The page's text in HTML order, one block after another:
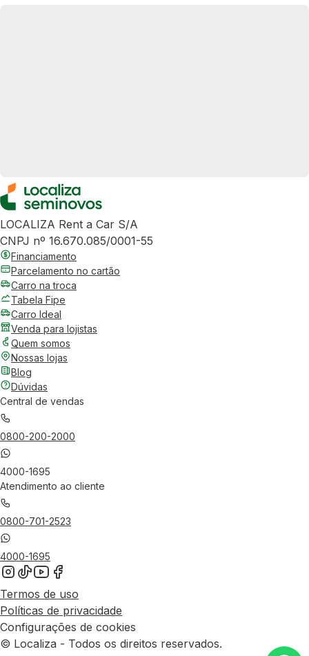
LOCALIZA Rent a Car S/A
CNPJ nº 16.670.085/0001-55
Financiamento
Parcelamento no cartão
Carro na troca
Tabela Fipe
Carro Ideal
Venda para lojistas
Quem somos
Nossas lojas
Blog
Dúvidas
Central de vendas
0800-200-2000
4000-1695
Atendimento ao cliente
0800-701-2523
4000-1695
Termos de uso
Políticas de privacidade
Configurações de cookies
© Localiza - Todos os direitos reservados.